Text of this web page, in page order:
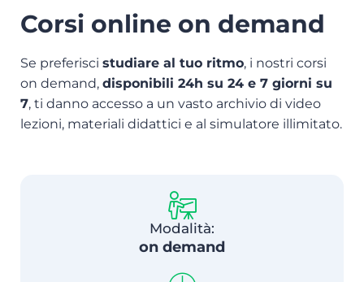
Corsi online on demand
Se preferisci studiare al tuo ritmo, i nostri corsi
on demand, disponibili 24h su 24 e 7 giorni su
7, ti danno accesso a un vasto archivio di video
lezioni, materiali didattici e al simulatore illimitato.
Modalità:
on demand